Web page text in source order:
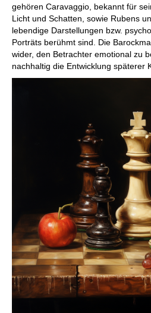
gehören Caravaggio, bekannt für
Licht und Schatten, sowie Rubens
lebendige Darstellungen bzw.
Porträts berühmt sind. Die
wider, den Betrachter emotional zu
nachhaltig die Entwicklung späterer